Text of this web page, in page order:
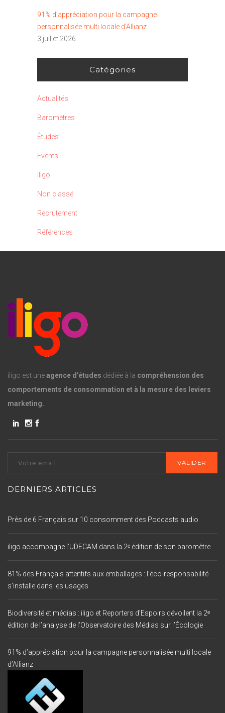
91% d’appréciation pour la campagne
personnalisée multi locale d’Allianz
3 juillet 2026
Catégories
Actualités
Baromètres
Études
Events
iligo
Non classé
Recrutement
Références
iligo est uneagence d’études dédiée à la compréhension des
comportements de consommation et à la mesure des leviers
marketing.
DERNIERS ARTICLES
Près de 6 Français sur 10 consomment des Podcasts audio
iligo accompagne l’UDECAM dans la 2ᵉ édition de son baromètre
81% des Français attentifs aux emballages : l’éco-responsabilité
s’installe dans les usages
Biodiversité et médias : iligo et Reporters d’Espoirs dévoilent la 2ᵉ
édition de l’analyse de l’Observatoire des Médias sur l’Écologie
91% d’appréciation pour la campagne personnalisée multi locale
d’Allianz